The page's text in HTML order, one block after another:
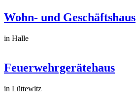
Wohn- und Geschäftshaus
in Halle
Feuerwehrgerätehaus
in Lüttewitz